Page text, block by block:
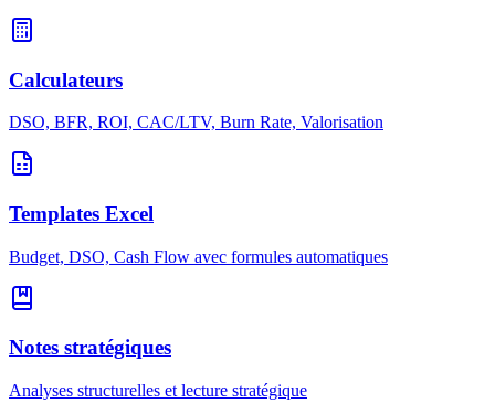
Calculateurs
DSO, BFR, ROI, CAC/LTV, Burn Rate, Valorisation
Templates Excel
Budget, DSO, Cash Flow avec formules automatiques
Notes stratégiques
Analyses structurelles et lecture stratégique